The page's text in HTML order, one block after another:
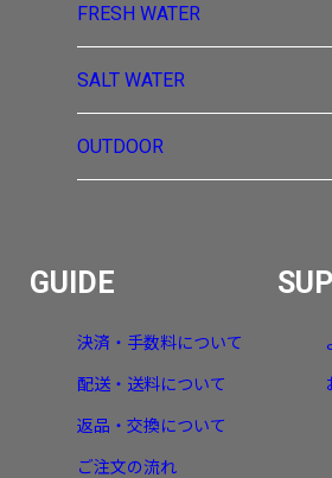
FRESH WATER
SALT WATER
OUTDOOR
GUIDE
決済・手数料について
配送・送料について
返品・交換について
ご注文の流れ